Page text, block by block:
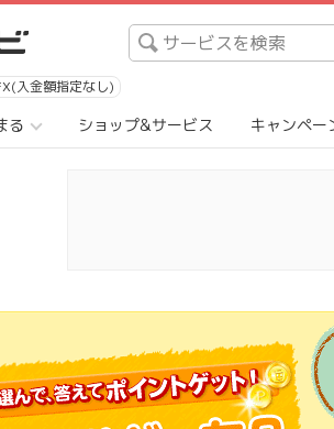
入金額指定なし)
る ショップ&サービス キャンペー